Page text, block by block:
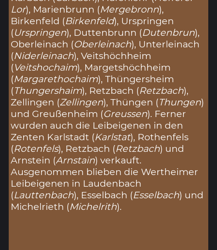
Lor), Marienbrunn (Mergebronn),
Birkenfeld (Birkenfeld), Urspringen
(Urspringen), Duttenbrunn (Dutenbrun),
Oberleinach (Oberleinach), Unterleinach
(Niderleinach), Veitshöchheim
(Veitshochaim), Margetshöchheim
(Margarethochaim), Thüngersheim
(Thungershaim), Retzbach (Retzbach),
Zellingen (Zellingen), Thüngen (Thungen)
und Greußenheim (Greussen). Ferner
wurden auch die Leibeigenen in den
Zenten Karlstadt (Karlstat), Rothenfels
(Rotenfels), Retzbach (Retzbach) und
Arnstein (Arnstain) verkauft.
Ausgenommen blieben die Wertheimer
Leibeigenen in Laudenbach
(Lauttenbach), Esselbach (Esselbach) und
Michelrieth (Michelrith).